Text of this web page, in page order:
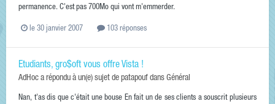
permanence. C'est pas 700Mo qui vont m'emmerder.
le 30 janvier 2007 103 réponses
Etudiants, gro$oft vous offre Vista !
AdHoc a répondu à un(e) sujet de patapouf dans Général
Nan, t'as dis que c'était une bouse En fait un de ses clients a souscrit plusieurs